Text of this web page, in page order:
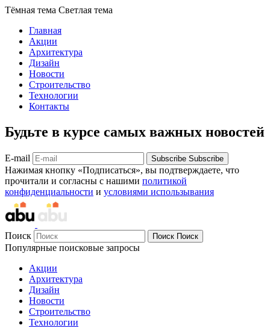
Тёмная тема Светлая тема
Главная
Акции
Архитектура
Дизайн
Новости
Строительство
Технологии
Контакты
Будьте в курсе самых важных новостей
E-mail Subscribe Subscribe
Нажимая кнопку «Подписаться», вы подтверждаете, что
прочитали и согласны с нашими политикой
конфиденциальности и условиями использывания
Поиск Поиск Поиск
Популярные поисковые запросы
Акции
Архитектура
Дизайн
Новости
Строительство
Технологии